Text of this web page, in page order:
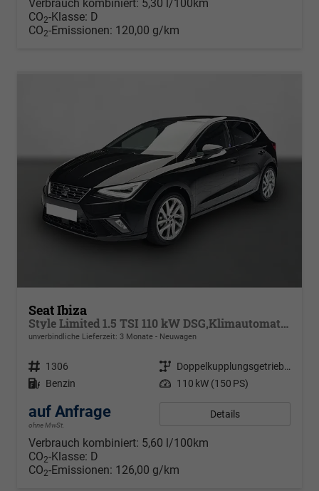
Verbrauch kombiniert: 5,30 l/100km
CO2-Klasse: D
CO2-Emissionen: 120,00 g/km
Seat Ibiza
Style Limited 1.5 TSI 110 kW DSG,Klimautomatik 2 Zonen, Sitzheizung, Full-Link, PDC v+h, Rückkamera, 4 elektr. Fensterheber, dunkel get. Scheiben,Spiegel beheizb+ klappbar, Vordersitze hvst,6 Lautspr, LED
unverbindliche Lieferzeit: 3 Monate Neuwagen
Fahrzeugnr. 1306 Getriebe
Doppelkupplungsgetriebe (DSG)
Kraftstoff Benzin Leistung 110 kW (150 PS)
auf Anfrage
ohne MwSt.
Details
Verbrauch kombiniert: 5,60 l/100km
CO2-Klasse: D
CO2-Emissionen: 126,00 g/km